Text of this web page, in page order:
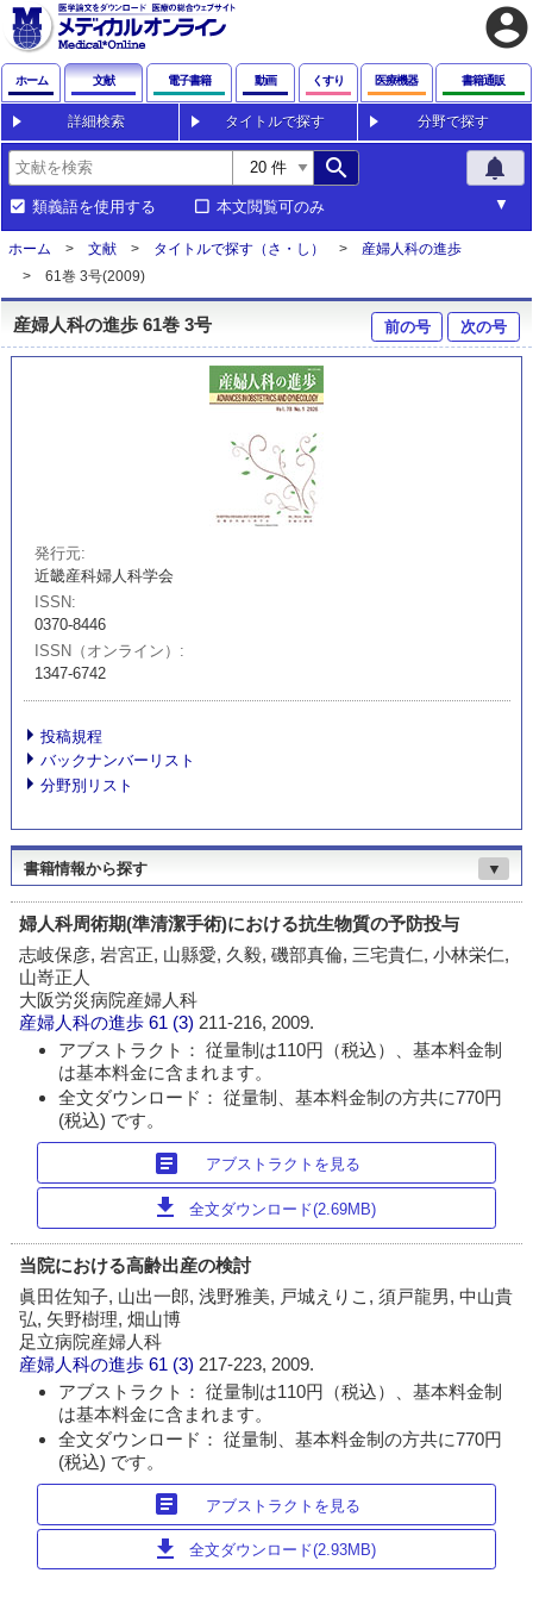
account_circle
ホーム 文献 電子書籍 動画 くすり 医療機器 書籍通販
詳細検索 タイトルで探す 分野で探す
search notifications
類義語を使用する 本文閲覧可のみ
ホーム 文献 タイトルで探す（さ・し）
産婦人科の進歩
61巻 3号(2009)
産婦人科の進歩 61巻 3号 前の号 次の号
発行元
近畿産科婦人科学会
ISSN
0370-8446
ISSN（オンライン）
1347-6742
投稿規程
バックナンバーリスト
分野別リスト
書籍情報から探す ▼
婦人科周術期(準清潔手術)における抗生物質の予防投与
志岐保彦, 岩宮正, 山縣愛, 久毅, 磯部真倫, 三宅貴仁, 小林栄仁,
山嵜正人
大阪労災病院産婦人科
産婦人科の進歩 61 (3)211-216, 2009.
アブストラクト： 従量制は110円（税込）、基本料金制
は基本料金に含まれます。
全文ダウンロード： 従量制、基本料金制の方共に770円
(税込) です。
article アブストラクトを見る
download 全文ダウンロード(2.69MB)
当院における高齢出産の検討
眞田佐知子, 山出一郎, 浅野雅美, 戸城えりこ, 須戸龍男, 中山貴
弘, 矢野樹理, 畑山博
足立病院産婦人科
産婦人科の進歩 61 (3) 217-223, 2009.
アブストラクト： 従量制は110円（税込）、基本料金制
は基本料金に含まれます。
全文ダウンロード： 従量制、基本料金制の方共に770円
(税込) です。
article アブストラクトを見る
download 全文ダウンロード(2.93MB)